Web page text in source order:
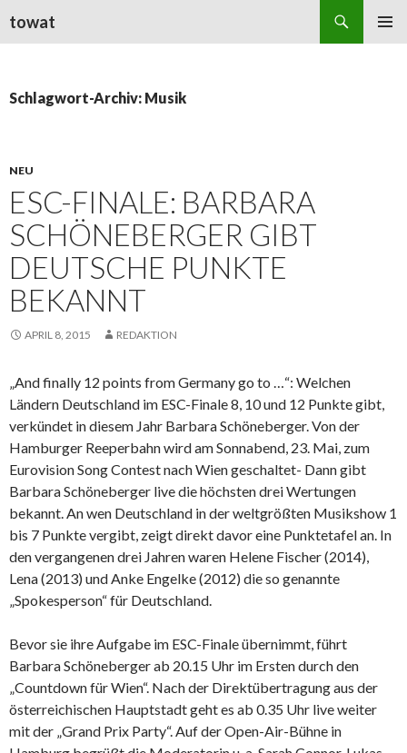
towat
Schlagwort-Archiv: Musik
NEU
ESC-FINALE: BARBARA
SCHÖNEBERGER GIBT
DEUTSCHE PUNKTE
BEKANNT
APRIL 8, 2015 REDAKTION
„And finally 12 points from Germany go to …“: Welchen
Ländern Deutschland im ESC-Finale 8, 10 und 12 Punkte gibt,
verkündet in diesem Jahr Barbara Schöneberger. Von der
Hamburger Reeperbahn wird am Sonnabend, 23. Mai, zum
Eurovision Song Contest nach Wien geschaltet- Dann gibt
Barbara Schöneberger live die höchsten drei Wertungen
bekannt. An wen Deutschland in der weltgrößten Musikshow 1
bis 7 Punkte vergibt, zeigt direkt davor eine Punktetafel an. In
den vergangenen drei Jahren waren Helene Fischer (2014),
Lena (2013) und Anke Engelke (2012) die so genannte
„Spokesperson“ für Deutschland.
Bevor sie ihre Aufgabe im ESC-Finale übernimmt, führt
Barbara Schöneberger ab 20.15 Uhr im Ersten durch den
„Countdown für Wien“. Nach der Direktübertragung aus der
österreichischen Hauptstadt geht es ab 0.35 Uhr live weiter
mit der „Grand Prix Party“. Auf der Open-Air-Bühne in